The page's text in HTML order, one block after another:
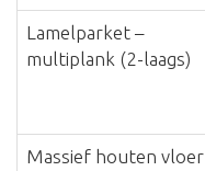
Lamelparket –
multiplank (2-laags)
Massief houten vloer